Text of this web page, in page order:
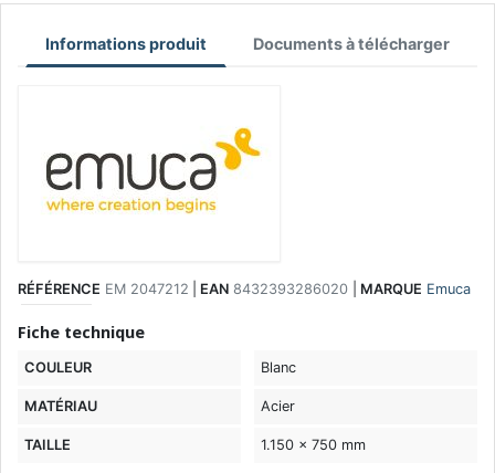
Informations produit Documents à télécharger
RÉFÉRENCE EM 2047212 EAN 8432393286020 MARQUE Emuca
Fiche technique
COULEUR Blanc
MATÉRIAU Acier
TAILLE 1.150 x 750 mm